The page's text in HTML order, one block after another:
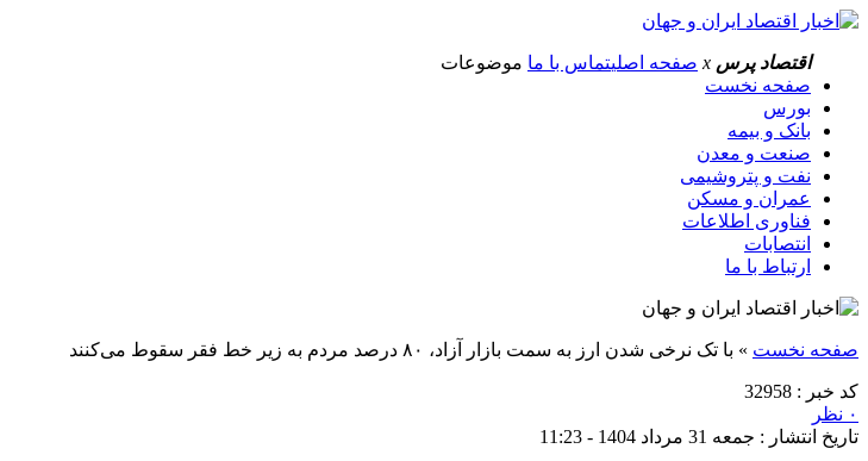
اقتصاد پرس x صفحه اصلیتماس با ما موضوعات
صفحه نخست
بورس
بانک و بیمه
صنعت و معدن
نفت و پتروشیمی
عمران و مسکن
فناوری اطلاعات
انتصابات
ارتباط با ما
صفحه نخست » با تک نرخی شدن ارز به سمت بازار آزاد، ۸۰ درصد مردم به زیر خط فقر سقوط می‌کنند
کد خبر : 32958
۰ نظر
تاریخ انتشار : جمعه 31 مرداد 1404 - 11:23